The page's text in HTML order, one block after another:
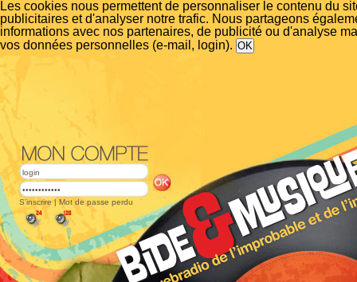
Les cookies nous permettent de personnaliser le contenu du
publicitaires et d'analyser notre trafic. Nous partageons
informations avec nos partenaires, de publicité ou d'analyse
vos données personnelles (e-mail, login).
S'inscrire | Mot de passe perdu